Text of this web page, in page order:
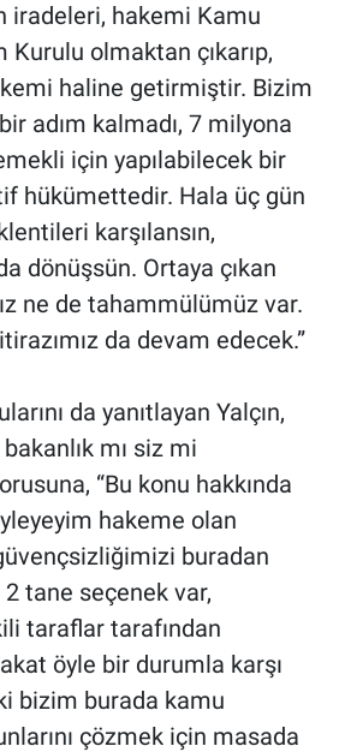
iradeleri, hakemi Kamu
olmaktan çıkarıp,
haline getirmiştir. Bizim
adım kalmadı, 7 milyona
için yapılabilecek bir
hükümettedir. Hala üç gün
karşılansın,
dönüşsün. Ortaya çıkan
ne de tahammülümüz var.
da devam edecek.”
da yanıtlayan Yalçın,
mı siz mi
“Bu konu hakkında
hakeme olan
güvençsizliğimizi buradan
tane seçenek var,
taraflar tarafından
öyle bir durumla karşı
ki bizim burada kamu
çözmek için masada